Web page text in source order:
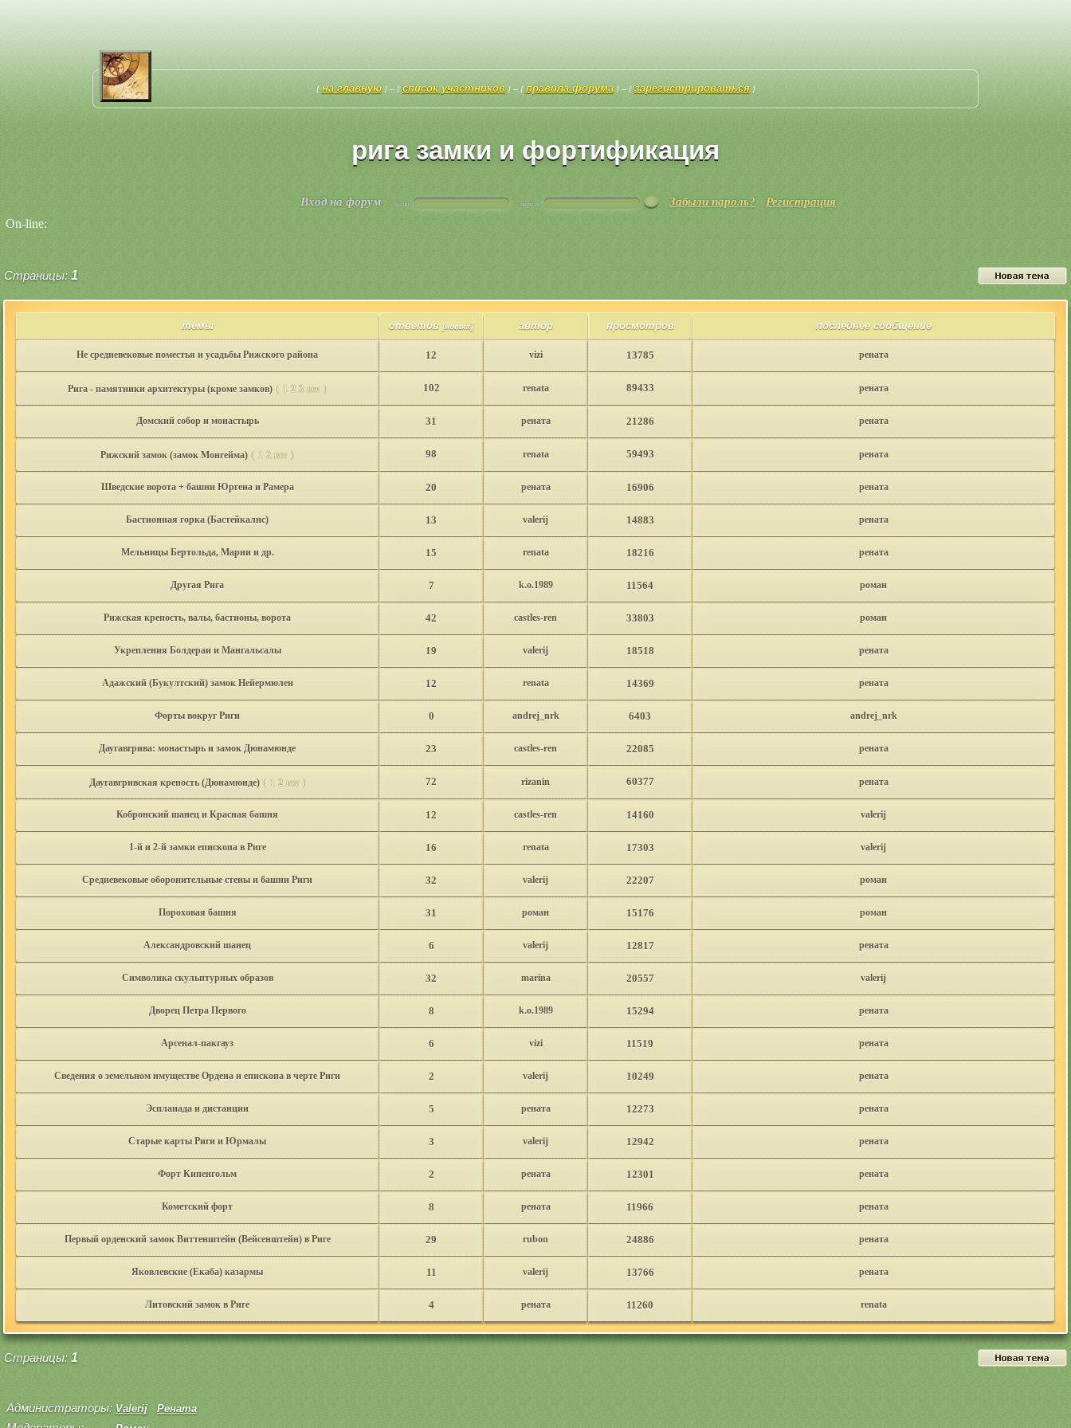
[ на главную] -- [ список участников] -- [ правила форума] -- [ зарегистрироваться]
рига замки и фортификация
Вход на форум логин пароль Забыли пароль? Регистрация
On-line:
Страницы: 1
темы ответов [новых] автор просмотров последнее сообщение
Не средневековые поместья и усадьбы Рижского района 12 vizi 13785 рената
Рига - памятники архитектуры (кроме замков) ( 1 2 3 все ) 102 renata 89433 рената
Домский собор и монастырь 31 рената 21286 рената
Рижский замок (замок Монгейма) ( 1 2 все ) 98 renata 59493 рената
Шведские ворота + башни Юргена и Рамера 20 рената 16906 рената
Бастионная горка (Бастейкалнс) 13 valerij 14883 рената
Мельницы Бертольда, Марии и др. 15 renata 18216 рената
Другая Рига 7 k.o.1989 11564 роман
Рижская крепость, валы, бастионы, ворота 42 castles-ren 33803 роман
Укрепления Болдераи и Мангальсалы 19 valerij 18518 рената
Адажский (Букултский) замок Нейермюлен 12 renata 14369 рената
Форты вокруг Риги 0 andrej_nrk 6403 andrej_nrk
Даугавгрива: монастырь и замок Дюнамюнде 23 castles-ren 22085 рената
Даугавгривская крепость (Дюнамюнде)( 1 2 все) 72 rizanin 60377 рената
Кобронский шанец и Красная башня 12 castles-ren 14160 valerij
1-й и 2-й замки епископа в Риге 16 renata 17303 valerij
Средневековые оборонительные стены и башни Риги 32 valerij 22207 роман
Пороховая башня 31 роман 15176 роман
Александровский шанец 6 valerij 12817 рената
Символика скульптурных образов 32 marina 20557 valerij
Дворец Петра Первого 8 k.o.1989 15294 рената
Арсенал-пакгауз 6 vizi 11519 рената
Сведения о земельном имуществе Ордена и епископа в черте Риги 2 valerij 10249 рената
Эспланада и дистанции 5 рената 12273 рената
Старые карты Риги и Юрмалы 3 valerij 12942 рената
Форт Кипенгольм 2 рената 12301 рената
Кометский форт 8 рената 11966 рената
Первый орденский замок Виттенштейн (Вейсенштейн) в Риге 29 rubon 24886 рената
Яковлевские (Екаба) казармы 11 valerij 13766 рената
Литовский замок в Риге 4 рената 11260 renata
Страницы: 1
Администраторы: Valerij Рената